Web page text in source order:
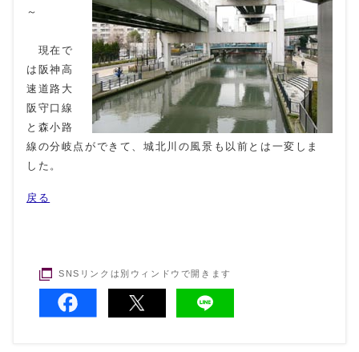
～
現在で
は阪神高
速道路大
阪守口線
と森小路
線の分岐点ができて、城北川の風景も以前とは一変しま
した。
戻る
SNSリンクは別ウィンドウで開きます